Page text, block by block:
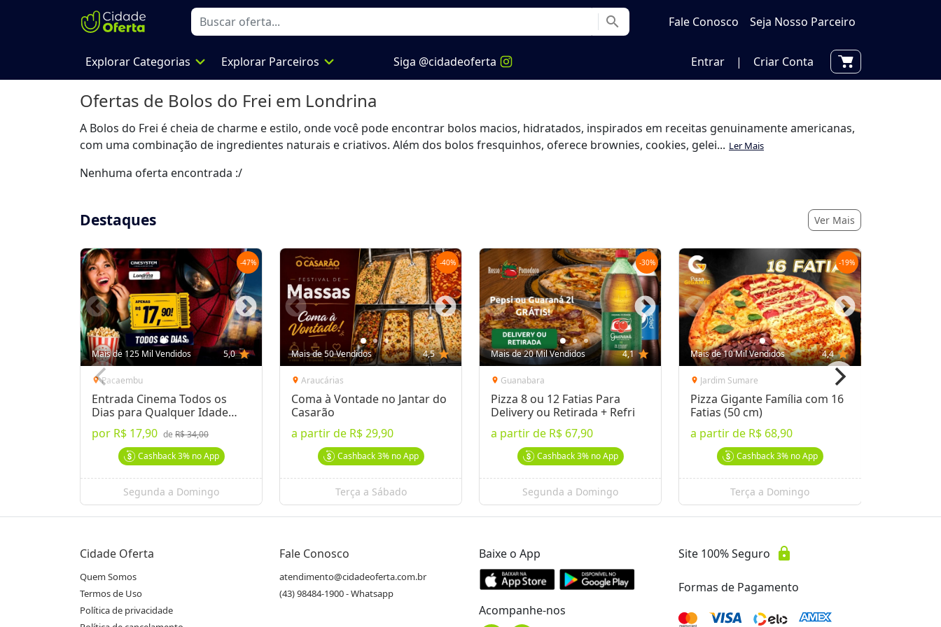
search Fale Conosco Seja Nosso Parceiro
Explorar Categorias expand_more Explorar Parceiros expand_more Siga @cidadeoferta Entrar | Criar Conta
Ofertas de Bolos do Frei em Londrina
A Bolos do Frei é cheia de charme e estilo, onde você pode encontrar bolos macios, hidratados, inspirados em receitas genuinamente americanas,
com uma combinação de ingredientes naturais e criativos. Além dos bolos fresquinhos, oferece brownies, cookies, gelei... Ler Mais
Nenhuma oferta encontrada :/
Destaques Ver Mais
-47%
Mais de 125 Mil Vendidos 5,0 star
location_onPacaembu
Entrada Cinema Todos os
Dias para Qualquer Idade
Londrina
por R$ 17,90 de R$ 34,00
Cashback3%no App
Segunda a Domingo
-40%
Mais de 50 Vendidos 4,5 star
location_on Araucárias
Coma à Vontade no Jantar do
Casarão
a partir de R$ 29,90
Cashback3%no App
Terça a Sábado
-30%
Mais de 20 Mil Vendidos 4,1 star
location_on Guanabara
Pizza 8 ou 12 Fatias Para
Delivery ou Retirada + Refri
a partir de R$ 67,90
Cashback3%no App
Segunda a Domingo
-19%
Mais de 10 Mil Vendidos 4,4 star
location_on Jardim Sumare
Pizza Gigante Família com 16
Fatias (50 cm)
a partir de R$ 68,90
Cashback3%no App
Terça a Domingo
Cidade Oferta
Quem Somos
Termos de Uso
Política de privacidade
Fale Conosco
atendimento@cidadeoferta.com.br
(43) 98484-1900 - Whatsapp
Baixe o App
Acompanhe-nos
Site 100% Seguro lock
Formas de Pagamento